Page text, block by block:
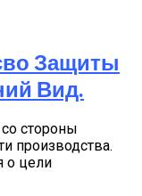
Защиты
Вид.
со стороны
производства.
о цели